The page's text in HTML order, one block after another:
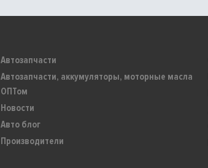
Автозапчасти
Автозапчасти, аккумуляторы, моторные масла
ОПТом
Новости
Авто блог
Производители